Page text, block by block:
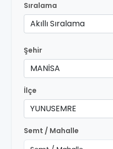
Sıralama
Akıllı Sıralama
Şehir
MANİSA
İlçe
YUNUSEMRE
Semt / Mahalle